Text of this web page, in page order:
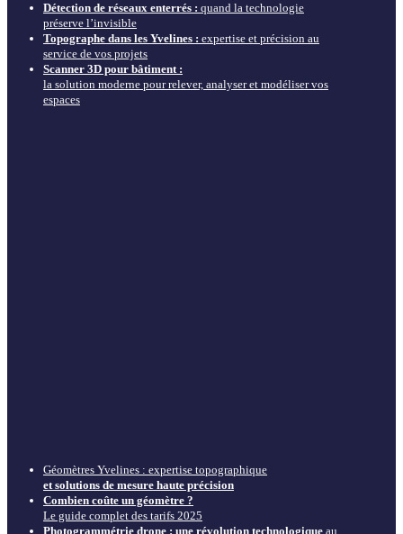
Détection de réseaux enterrés : quand la technologie
préserve l’invisible
Topographe dans les Yvelines : expertise et précision au
service de vos projets
Scanner 3D pour bâtiment :
la solution moderne pour relever, analyser et modéliser vos
espaces
Géomètres Yvelines : expertise topographique
et solutions de mesure haute précision
Combien coûte un géomètre ?
Le guide complet des tarifs 2025
Photogrammétrie drone : une révolution technologique au